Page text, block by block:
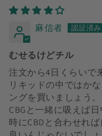
麻信者
むせるけどチル
注文から4日くらいで
リキッドの中ではか
ングを買いましょう。
CBGと一緒に吸えば
時にCBDと合わせれ